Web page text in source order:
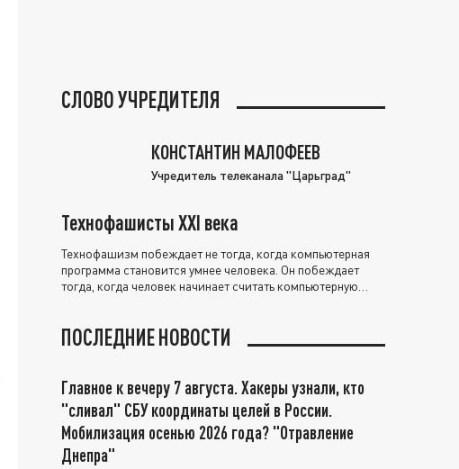
СЛОВО УЧРЕДИТЕЛЯ
КОНСТАНТИН МАЛОФЕЕВ
Учредитель телеканала "Царьград"
Технофашисты XXI века
Технофашизм побеждает не тогда, когда компьютерная
программа становится умнее человека. Он побеждает
тогда, когда человек начинает считать компьютерную
ПОСЛЕДНИЕ НОВОСТИ
Главное к вечеру 7 августа. Хакеры узнали, кто
"сливал" СБУ координаты целей в России.
Мобилизация осенью 2026 года? "Отравление
Днепра"